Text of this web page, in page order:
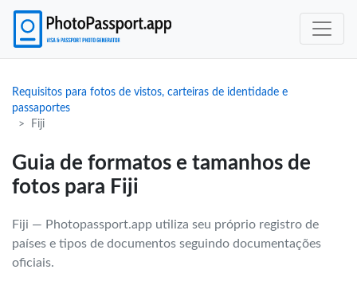
Requisitos para fotos de vistos, carteiras de identidade e
passaportes
Fiji
Guia de formatos e tamanhos de
fotos para Fiji
Fiji — Photopassport.app utiliza seu próprio registro de
países e tipos de documentos seguindo documentações
oficiais.